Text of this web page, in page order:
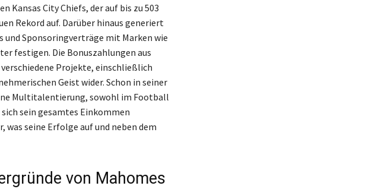
Kansas City Chiefs, der auf bis zu 503
Rekord auf. Darüber hinaus generiert
und Sponsoringverträge mit Marken wie
festigen. Die Bonuszahlungen aus
Projekte, einschließlich
Geist wider. Schon in seiner
Multitalentierung, sowohl im Football
sein gesamtes Einkommen
seine Erfolge auf und neben dem
von Mahomes